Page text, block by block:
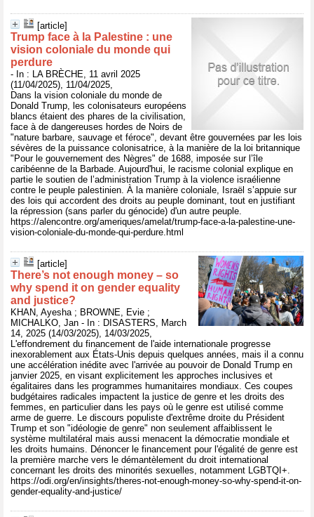
[article]
Trump face à la Palestine : une
vision coloniale du monde qui
perdure
- In : LA BRÈCHE, 11 avril 2025
(11/04/2025), 11/04/2025,
Dans la vision coloniale du monde de
Donald Trump, les colonisateurs européens
blancs étaient des phares de la civilisation,
face à de dangereuses hordes de Noirs de
"nature barbare, sauvage et féroce", devant être gouvernées par les lois
sévères de la puissance colonisatrice, à la manière de la loi britannique
"Pour le gouvernement des Nègres" de 1688, imposée sur l’île
caribéenne de la Barbade. Aujourd'hui, le racisme colonial explique en
partie le soutien de l’administration Trump à la violence israélienne
contre le peuple palestinien. À la manière coloniale, Israël s’appuie sur
des lois qui accordent des droits au peuple dominant, tout en justifiant
la répression (sans parler du génocide) d'un autre peuple.
https://alencontre.org/ameriques/amelat/trump-face-a-la-palestine-une-
vision-coloniale-du-monde-qui-perdure.html
[article]
There’s not enough money – so
why spend it on gender equality
and justice?
KHAN, Ayesha ; BROWNE, Evie ;
MICHALKO, Jan - In : DISASTERS, March
14, 2025 (14/03/2025), 14/03/2025,
L'effondrement du financement de l'aide internationale progresse
inexorablement aux États-Unis depuis quelques années, mais il a connu
une accélération inédite avec l'arrivée au pouvoir de Donald Trump en
janvier 2025, en visant explicitement les approches inclusives et
égalitaires dans les programmes humanitaires mondiaux. Ces coupes
budgétaires radicales impactent la justice de genre et les droits des
femmes, en particulier dans les pays où le genre est utilisé comme
arme de guerre. Le discours populiste d'extrême droite du Président
Trump et son "idéologie de genre" non seulement affaiblissent le
système multilatéral mais aussi menacent la démocratie mondiale et
les droits humains. Dénoncer le financement pour l'égalité de genre est
la première marche vers le démantèlement du droit international
concernant les droits des minorités sexuelles, notamment LGBTQI+.
https://odi.org/en/insights/theres-not-enough-money-so-why-spend-it-on-
gender-equality-and-justice/